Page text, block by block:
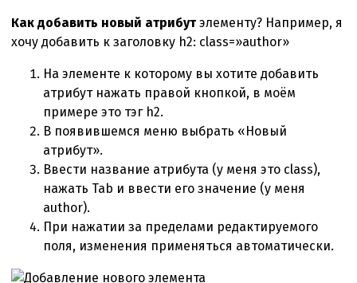
Как добавить новый атрибутэлементу? Например, я
хочу добавить к заголовку h2: class=»author»
На элементе к которому вы хотите добавить
атрибут нажать правой кнопкой, в моём
примере это тэг h2.
В появившемся меню выбрать «Новый
атрибут».
Ввести название атрибута (у меня это class),
нажать Tab и ввести его значение (у меня
author).
При нажатии за пределами редактируемого
поля, изменения применяться автоматически.